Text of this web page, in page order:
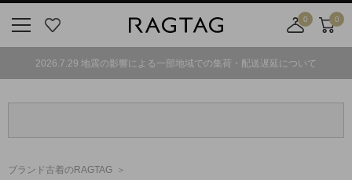
気
0
舗
カ
0
2026.7.29 地震の影響による一部地域での集荷・配送遅延について
ブランド古着のRAGTAG